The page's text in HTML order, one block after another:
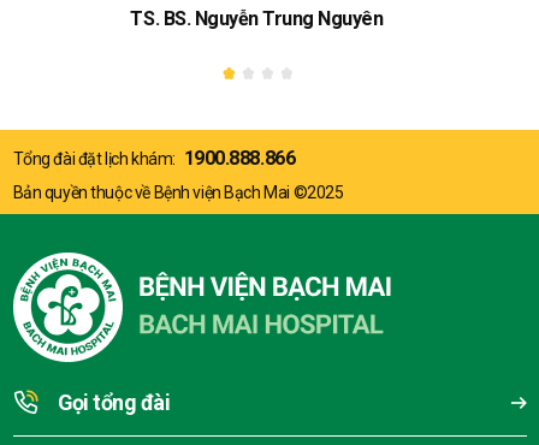
TS. BS. Nguyễn Trung Nguyên
Tổng đài đặt lịch khám: 1900.888.866
Bản quyền thuộc về Bệnh viện Bạch Mai ©2025
Gọi tổng đài